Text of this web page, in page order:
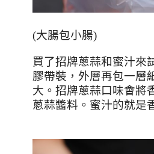
(大腸包小腸)
買了招牌蔥蒜和蜜汁來
膠帶裝，外層再包一層
大。 招牌蔥蒜口味會將
蔥蒜醬料。蜜汁的就是